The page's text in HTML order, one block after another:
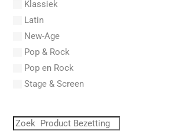
Aberg, Johan Ludvig
Aboucaya, Christian
Aboulker, Isabelle
Abraham, Paul
Abrams, Lester
Abreu, Zequinha
Absil, Jean
Klassiek
Latin
New-Age
Pop & Rock
Pop en Rock
Stage & Screen